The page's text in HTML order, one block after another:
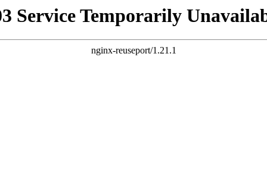
Service Temporarily
nginx-reuseport/1.21.1